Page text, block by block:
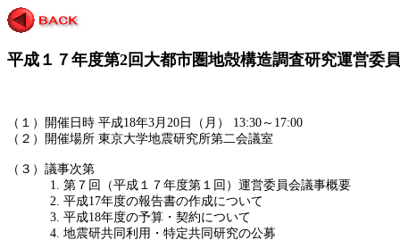
平成１７年度第2回大都市圏地殻構造調査研究運営委
（１）開催日時 平成18年3月 20 日（月） 13:30 ～ 17:00
（２）開催場所 東京大学地震研究所第二会議室
（３）議事次第
1. 第７回（平成１７年度第１回）運営委員会議事概要
2. 平成17年度の報告書の作成について
3. 平成18年度の予算・契約について
4. 地震研共同利用・特定共同研究の公募